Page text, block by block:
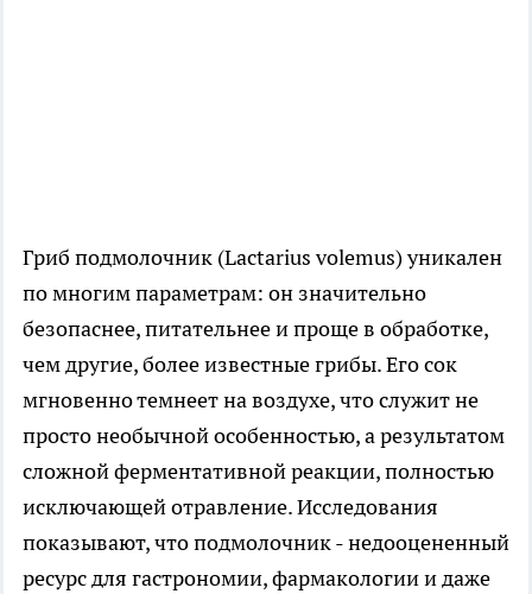
Гриб подмолочник (Lactarius volemus) уникален
по многим параметрам: он значительно
безопаснее, питательнее и проще в обработке,
чем другие, более известные грибы. Его сок
мгновенно темнеет на воздухе, что служит не
просто необычной особенностью, а результатом
сложной ферментативной реакции, полностью
исключающей отравление. Исследования
показывают, что подмолочник - недооцененный
ресурс для гастрономии, фармакологии и даже